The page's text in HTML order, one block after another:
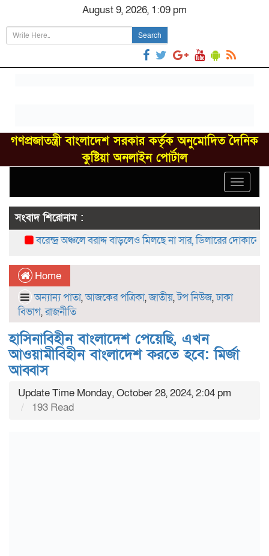
August 9, 2026, 1:09 pm
Search
গণপ্রজাতন্ত্রী বাংলাদেশ সরকার কর্তৃক অনুমোদিত দৈনিক
কুষ্টিয়া অনলাইন পোর্টাল
Toggle
সংবাদ শিরোনাম :
বরেন্দ্র অঞ্চলে বরাদ্দ বাড়লেও মিলছে না সার, ডিলারের দোকানে
Home
অন্যান্য পাতা,আজকের পত্রিকা,জাতীয়,টপ নিউজ,ঢাকা
বিভাগ,রাজনীতি
হাসিনাবিহীন বাংলাদেশ পেয়েছি, এখন
আওয়ামীবিহীন বাংলাদেশ করতে হবে: মির্জা
আব্বাস
Update Time Monday, October 28, 2024, 2:04 pm
193 Read